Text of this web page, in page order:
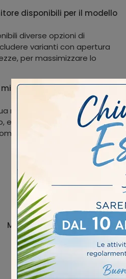
disponibili per il modello
diverse opzioni di
varianti con apertura
per massimizzare lo
per il letto Let'space a
rilievi delle misure in loco
e questo servizio è
come Fidenza.
Misura
Matrimoniali
Stile
Moderni